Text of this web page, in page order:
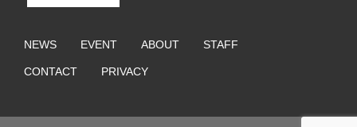
NEWS EVENT ABOUT STAFF
CONTACT PRIVACY